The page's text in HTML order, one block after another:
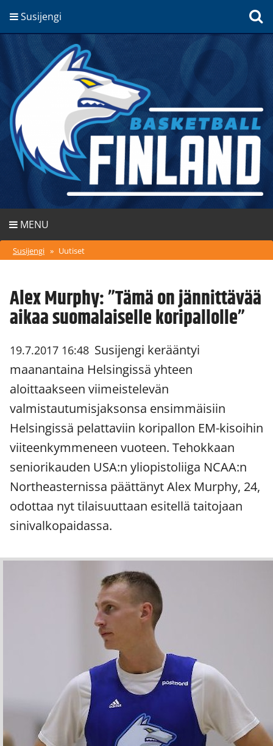
Susijengi
MENU
Susijengi » Uutiset
Alex Murphy: ”Tämä on jännittävää
aikaa suomalaiselle koripallolle”
19.7.2017 16:48 Susijengi kerääntyi
maanantaina Helsingissä yhteen
aloittaakseen viimeistelevän
valmistautumisjaksonsa ensimmäisiin
Helsingissä pelattaviin koripallon EM-kisoihin
viiteenkymmeneen vuoteen. Tehokkaan
seniorikauden USA:n yliopistoliiga NCAA:n
Northeasternissa päättänyt Alex Murphy, 24,
odottaa nyt tilaisuuttaan esitellä taitojaan
sinivalkopaidassa.